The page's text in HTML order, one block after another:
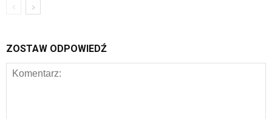
ZOSTAW ODPOWIEDŹ